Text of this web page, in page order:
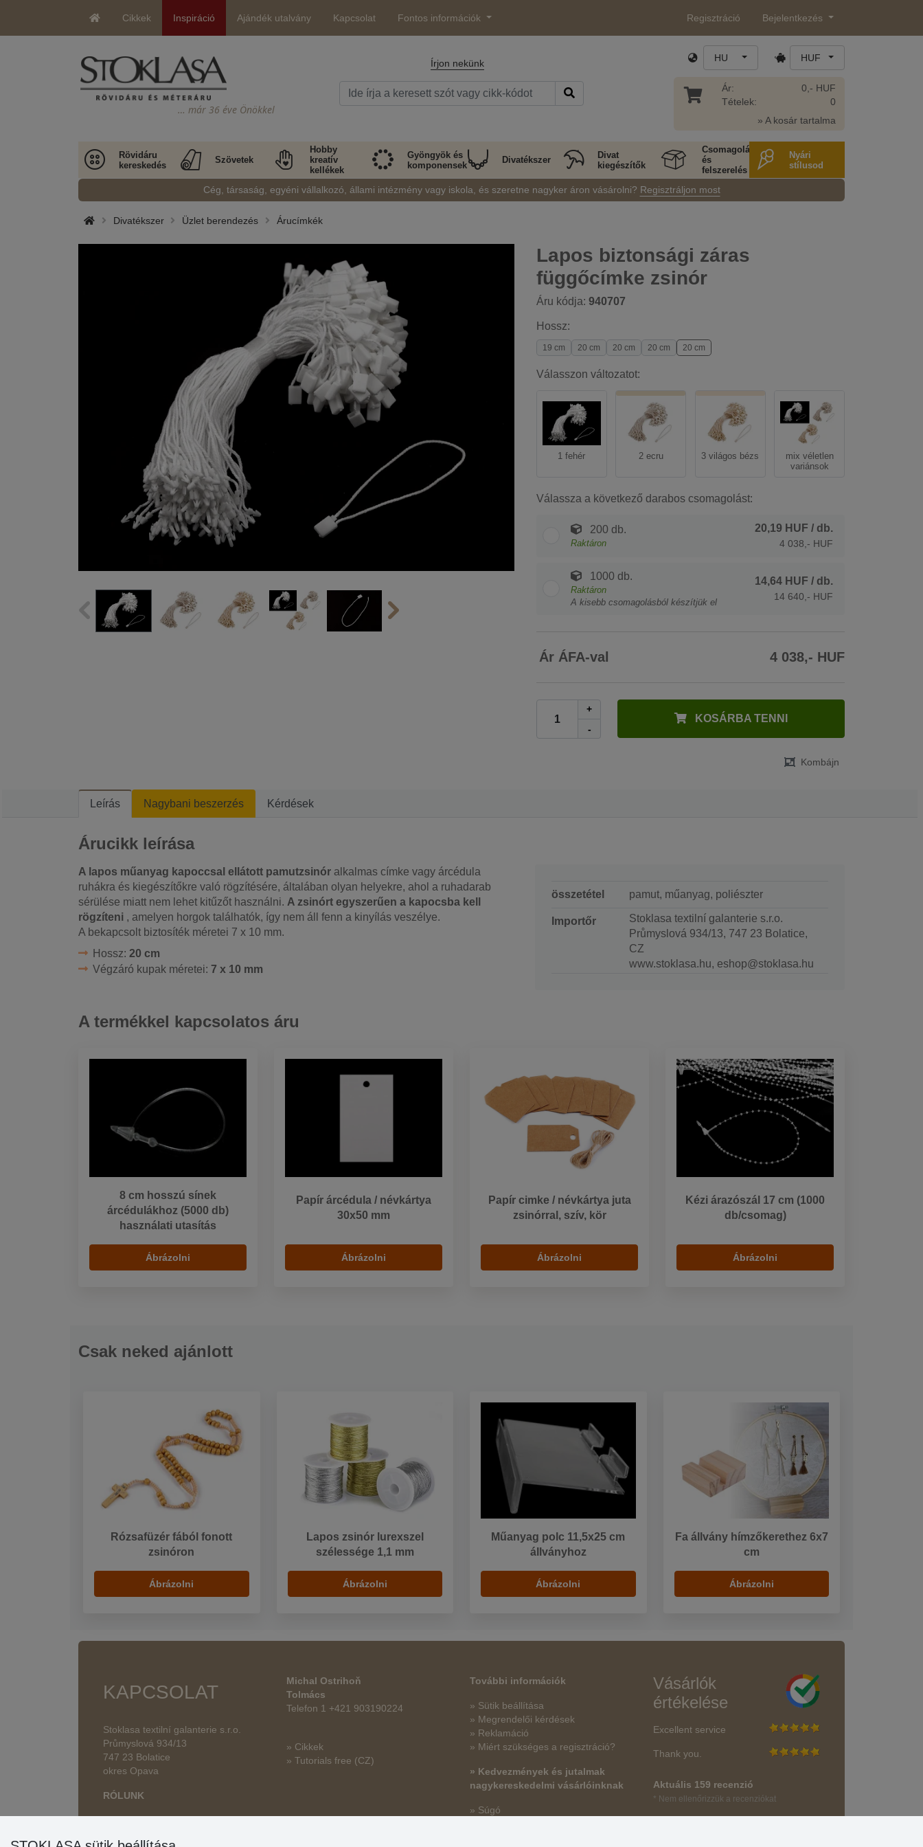
Cikkek Inspiráció Ajándék utalvány Kapcsolat Fontos információk Regisztráció Bejelentkezés
… már 36 éve Önökkel
Írjon nekünk HU HUF
Ár:
Tételek:
0,- HUF
0
» A kosár tartalma
Rövidáru
kereskedés
Szövetek
Hobby
kreatív
kellékek
Gyöngyök és
komponensek
Divatékszer
Divat
kiegészítők
Csomagolás
és
felszerelés
Nyári
stílusod
Cég, társaság, egyéni vállalkozó, állami intézmény vagy iskola, és szeretne nagyker áron vásárolni? Regisztráljon most
Divatékszer Üzlet berendezés Árucímkék
Lapos biztonsági záras
függőcímke zsinór
Áru kódja: 940707
Hossz:
19 cm 20 cm 20 cm 20 cm 20 cm
Válasszon változatot:
1 fehér 2 ecru 3 világos bézs
mix véletlen
variánsok
Válassza a következő darabos csomagolást:
200 db.
Raktáron
20,19 HUF / db.
4 038,- HUF
1000 db.
Raktáron
A kisebb csomagolásból készítjük el
14,64 HUF / db.
14 640,- HUF
Ár ÁFA-val 4 038,- HUF
+
-
KOSÁRBA TENNI
Kombájn
Leírás Nagybani beszerzés Kérdések
Árucikk leírása
A lapos műanyag kapoccsal ellátott pamutzsinór alkalmas címke vagy árcédula
ruhákra és kiegészítőkre való rögzítésére, általában olyan helyekre, ahol a ruhadarab
sérülése miatt nem lehet kitűzőt használni. A zsinórt egyszerűen a kapocsba kell
rögzíteni , amelyen horgok találhatók, így nem áll fenn a kinyílás veszélye.
A bekapcsolt biztosíték méretei 7 x 10 mm.
Hossz: 20 cm
Végzáró kupak méretei: 7 x 10 mm
összetétel pamut, műanyag, poliészter
Importőr
Stoklasa textilní galanterie s.r.o.
Průmyslová 934/13, 747 23 Bolatice,
CZ
www.stoklasa.hu, eshop@stoklasa.hu
A termékkel kapcsolatos áru
8 cm hosszú sínek
árcédulákhoz (5000 db)
használati utasítás
Ábrázolni
Papír árcédula / névkártya
30x50 mm
Ábrázolni
Papír cimke / névkártya juta
zsinórral, szív, kör
Ábrázolni
Kézi árazószál 17 cm (1000
db/csomag)
Ábrázolni
Csak neked ajánlott
Rózsafüzér fából fonott
zsinóron
Ábrázolni
Lapos zsinór lurexszel
szélessége 1,1 mm
Ábrázolni
Műanyag polc 11,5x25 cm
állványhoz
Ábrázolni
Fa állvány hímzőkerethez 6x7
cm
Ábrázolni
KAPCSOLAT
Stoklasa textilní galanterie s.r.o.
Průmyslová 934/13
747 23 Bolatice
okres Opava
RÓLUNK
Michal Ostrihoň
Tolmács
Telefon 1 +421 903190224
» Cikkek
» Tutorials free (CZ)
További információk
» Sütik beállítása
» Megrendelői kérdések
» Reklamáció
» Miért szükséges a regisztráció?
» Kedvezmények és jutalmak
nagykereskedelmi vásárlóinknak
» Súgó
Vásárlók
értékelése
Excellent service
Thank you.
Aktuális 159 recenzió
* Nem ellenőrizzük a recenziókat